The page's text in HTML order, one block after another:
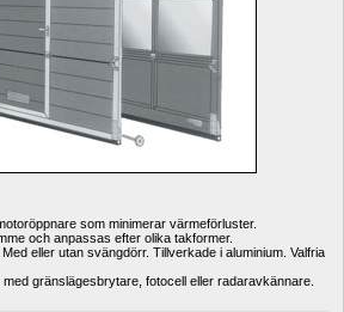
som minimerar värmeförluster.
och anpassas efter olika takformer.
eller utan svängdörr. Tillverkade i aluminium. Valfria
gränslägesbrytare, fotocell eller radaravkännare.